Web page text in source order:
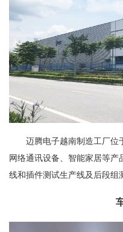
迈腾电子越南制造工厂位
网络通讯设备、智能家居等
线和插件测试生产线及后段组